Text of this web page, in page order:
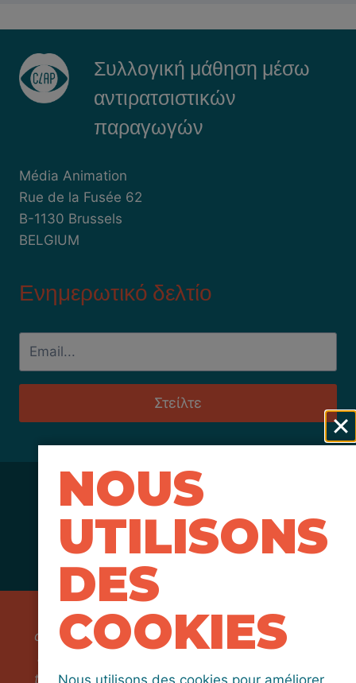
Συλλογική μάθηση μέσω
αντιρατσιστικών
παραγωγών
Média Animation
Rue de la Fusée 62
B-1130 Brussels
BELGIUM
Ενημερωτικό δελτίο
Στείλτε
Funded by the European Union. Views and
opinions expressed are however those of the
author(s) only and do not necessarily reflect
those of the European Union or the European
NOUS
UTILISONS
DES
COOKIES